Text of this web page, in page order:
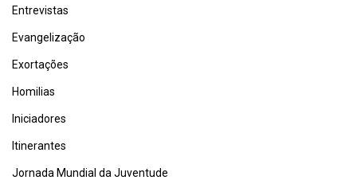
Entrevistas
Evangelização
Exortações
Homilias
Iniciadores
Itinerantes
Jornada Mundial da Juventude